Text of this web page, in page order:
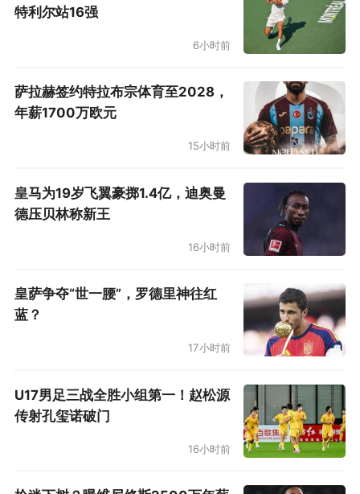
特利尔站16强
6小时前
萨拉赫签约特拉布宗体育至2028，
年薪1700万欧元
15小时前
皇马为19岁飞翼豪掷1.4亿，迪奥曼
德压贝林称新王
16小时前
皇萨争夺“世一腰”，罗德里神往红
蓝？
17小时前
U17男足三战全胜小组第一！赵松源
传射孔玺诺破门
16小时前